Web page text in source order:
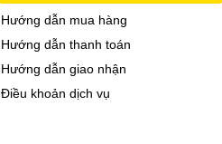
Hướng dẫn mua hàng
Hướng dẫn thanh toán
Hướng dẫn giao nhận
Điều khoản dịch vụ